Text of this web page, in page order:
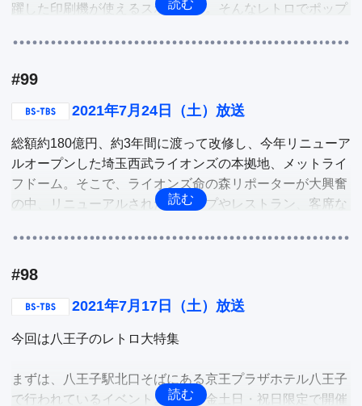
躍した印刷機が使えるスポットも。そんなレトロでポップ
注目されているゴルフ場です。
それは、地域に開かれたゴルフ場を目指し、格式高いイメ
そこで、GDO茅ヶ崎ゴルフリンクスの取り組みをご紹介。
他
#99
2021年7月24日（土）放送
総額約180億円、約3年間に渡って改修し、今年リニューア
ルオープンした埼玉西武ライオンズの本拠地、メットライ
フドーム。そこで、ライオンズ命の森リポーターが大興奮
の中、リニューアルされたショップやレストラン、客席な
#98
2021年7月17日（土）放送
今回は八王子のレトロ大特集
まずは、八王子駅北口そばにある京王プラザホテル八王子
で行われているイベント。現在、金土日・祝日限定で開催